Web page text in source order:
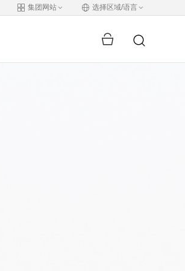
集团网站 选择区域/语言